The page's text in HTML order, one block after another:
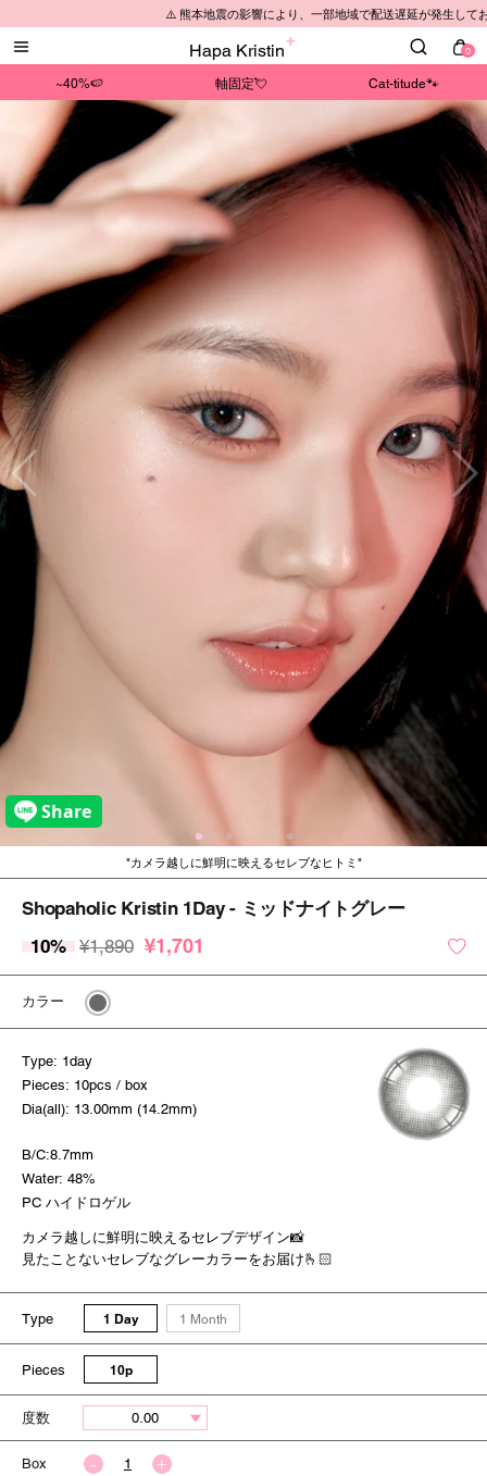
Hapa Kristin 0
~40%🍉 軸固定💘 Cat-titude🐾
⚠️ 熊本地震の影響により、一部地域で配送遅延が発生しております。予めご
カメラ越しに鮮明に映えるセレブなヒトミ
Shopaholic Kristin 1Day - ミッドナイトグレー
10% ¥1,890 ¥1,701
カラー
Type: 1day
Pieces: 10pcs / box
Dia(all): 13.00mm (14.2mm)
B/C:8.7mm
Water: 48%
PC ハイドロゲル
カメラ越しに鮮明に映えるセレブデザイン📸
見たことないセレブなグレーカラーをお届け🫰🏻
Type 1 Day 1 Month
Pieces 10p
度数
Box